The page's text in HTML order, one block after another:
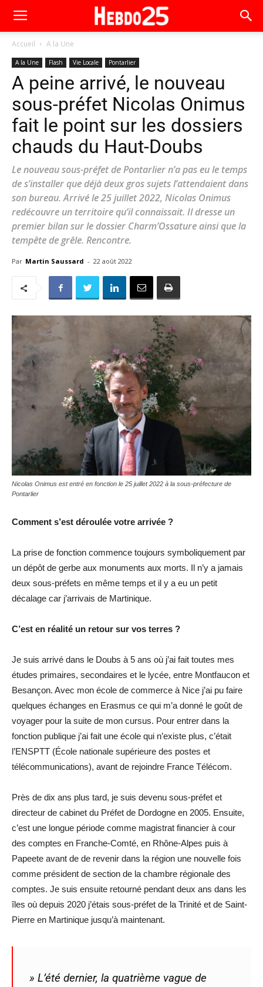
Accueil A la Une
A la Une Flash Vie Locale Pontarlier
A peine arrivé, le nouveau
sous-préfet Nicolas Onimus
fait le point sur les dossiers
chauds du Haut-Doubs
Le nouveau sous-préfet de Pontarlier n’a pas eu le temps
de s’installer que déjà deux gros sujets l’attendaient dans
son bureau. Arrivé le 25 juillet 2022, Nicolas Onimus
redécouvre un territoire qu’il connaissait. Il dresse un
premier bilan sur le dossier Charm’Ossature ainsi que la
tempête de grêle. Rencontre.
Par Martin Saussard - 22 août 2022
Nicolas Onimus est entré en fonction le 25 juillet 2022 à la sous-préfecture de
Pontarlier
Comment s’est déroulée votre arrivée ?
La prise de fonction commence toujours symboliquement par
un dépôt de gerbe aux monuments aux morts. Il n’y a jamais
deux sous-préfets en même temps et il y a eu un petit
décalage car j’arrivais de Martinique.
C’est en réalité un retour sur vos terres ?
Je suis arrivé dans le Doubs à 5 ans où j’ai fait toutes mes
études primaires, secondaires et le lycée, entre Montfaucon et
Besançon. Avec mon école de commerce à Nice j’ai pu faire
quelques échanges en Erasmus ce qui m’a donné le goût de
voyager pour la suite de mon cursus. Pour entrer dans la
fonction publique j’ai fait une école qui n’existe plus, c’était
l’ENSPTT (École nationale supérieure des postes et
télécommunications), avant de rejoindre France Télécom.
Près de dix ans plus tard, je suis devenu sous-préfet et
directeur de cabinet du Préfet de Dordogne en 2005. Ensuite,
c’est une longue période comme magistrat financier à cour
des comptes en Franche-Comté, en Rhône-Alpes puis à
Papeete avant de de revenir dans la région une nouvelle fois
comme président de section de la chambre régionale des
comptes. Je suis ensuite retourné pendant deux ans dans les
îles où depuis 2020 j’étais sous-préfet de la Trinité et de Saint-
Pierre en Martinique jusqu’à maintenant.
» L’été dernier, la quatrième vague de